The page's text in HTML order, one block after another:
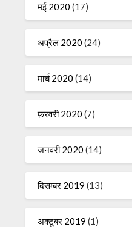
मई 2020 (17)
अप्रैल 2020 (24)
मार्च 2020 (14)
फ़रवरी 2020 (7)
जनवरी 2020 (14)
दिसम्बर 2019 (13)
अक्टूबर 2019 (1)